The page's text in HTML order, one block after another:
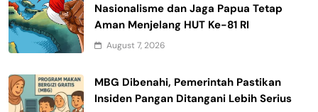
Nasionalisme dan Jaga Papua Tetap
Aman Menjelang HUT Ke-81 RI
August 7, 2026
MBG Dibenahi, Pemerintah Pastikan
Insiden Pangan Ditangani Lebih Serius